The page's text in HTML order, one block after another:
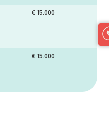
€ 15.000
€ 15.000